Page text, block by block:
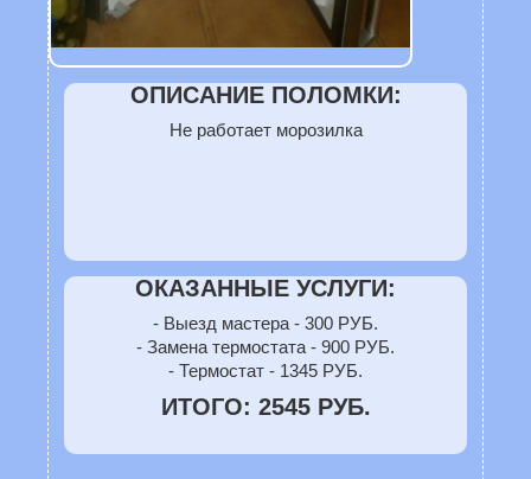
ОПИСАНИЕ ПОЛОМКИ:
Не работает морозилка
ОКАЗАННЫЕ УСЛУГИ:
- Выезд мастера - 300 РУБ.
- Замена термостата - 900 РУБ.
- Термостат - 1345 РУБ.
ИТОГО: 2545 РУБ.